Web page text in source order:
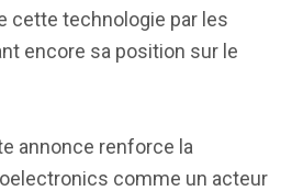
cette technologie par les
encore sa position sur le
annonce renforce la
comme un acteur